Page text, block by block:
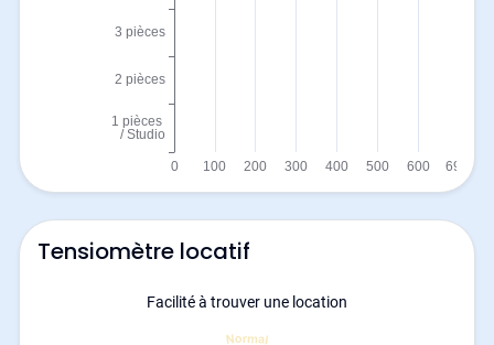
Tensiomètre locatif
Facilité à trouver une location